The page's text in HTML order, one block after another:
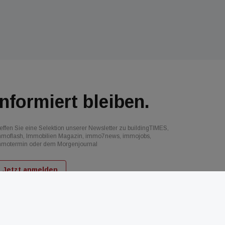
bleiben.
Sie eine Selektion unserer Newsletter zu buildingTIMES,
Immobilien Magazin, immo7news, immojobs,
oder dem Morgenjournal
Jetzt anmelden